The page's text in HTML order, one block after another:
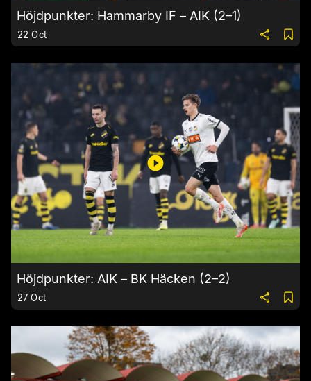
Höjdpunkter: Hammarby IF – AIK (2–1)
22 Oct
Höjdpunkter: AIK – BK Häcken (2–2)
27 Oct